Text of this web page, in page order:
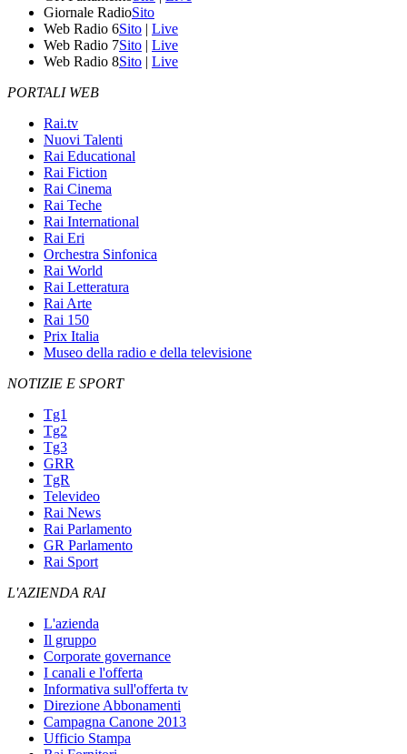
Giornale RadioSito
Web Radio 6Sito | Live
Web Radio 7Sito | Live
Web Radio 8Sito | Live
PORTALI WEB
Rai.tv
Nuovi Talenti
Rai Educational
Rai Fiction
Rai Cinema
Rai Teche
Rai International
Rai Eri
Orchestra Sinfonica
Rai World
Rai Letteratura
Rai Arte
Rai 150
Prix Italia
Museo della radio e della televisione
NOTIZIE E SPORT
Tg1
Tg2
Tg3
GRR
TgR
Televideo
Rai News
Rai Parlamento
GR Parlamento
Rai Sport
L'AZIENDA RAI
L'azienda
Il gruppo
Corporate governance
I canali e l'offerta
Informativa sull'offerta tv
Direzione Abbonamenti
Campagna Canone 2013
Ufficio Stampa